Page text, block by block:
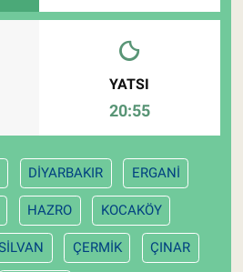
YATSI
20:55
DİYARBAKIR ERGANİ
HAZRO KOCAKÖY
ÇERMİK ÇINAR